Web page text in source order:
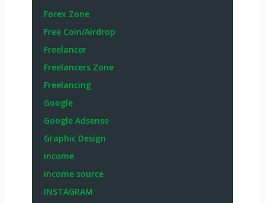
Forex Zone
Free Coin/Airdrop
Freelancer
Freelancers Zone
Freelancing
Google
Google Adsense
Graphic Design
income
income source
INSTAGRAM